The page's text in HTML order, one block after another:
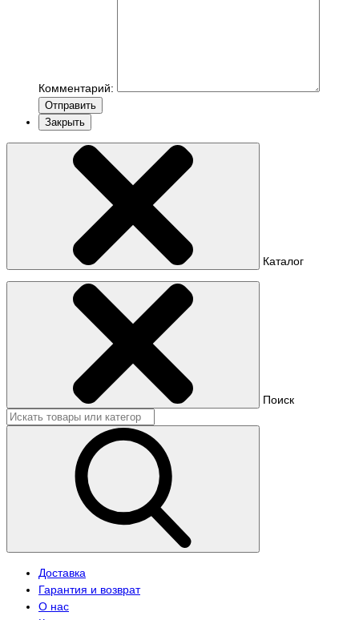
Комментарий:
Отправить
Закрыть
Каталог
Поиск
Доставка
Гарантия и возврат
О нас